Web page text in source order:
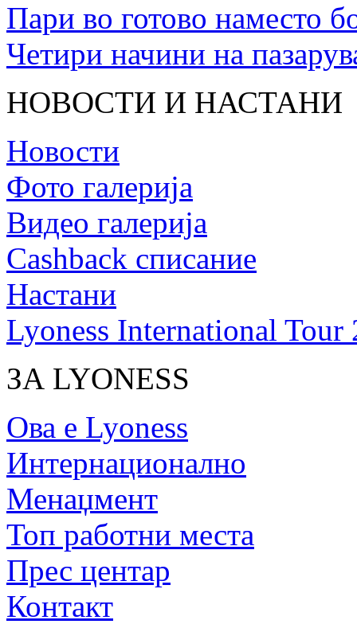
Пари во готово наместо
Четири начини на
НОВОСТИ И НАСТАНИ
Новости
Фото галерија
Видео галерија
Cashback списание
Настани
Lyoness International Tour
ЗА LYONESS
Ова е Lyoness
Интернационално
Менаџмент
Топ работни места
Прес центар
Контакт